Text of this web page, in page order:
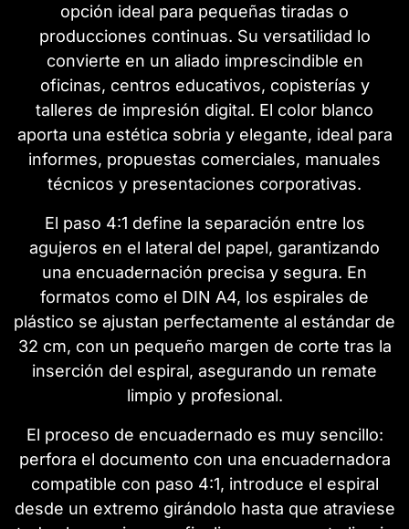
opción ideal para pequeñas tiradas o
producciones continuas. Su versatilidad lo
convierte en un aliado imprescindible en
oficinas, centros educativos, copisterías y
talleres de impresión digital. El color blanco
aporta una estética sobria y elegante, ideal para
informes, propuestas comerciales, manuales
técnicos y presentaciones corporativas.
El paso 4:1 define la separación entre los
agujeros en el lateral del papel, garantizando
una encuadernación precisa y segura. En
formatos como el DIN A4, los espirales de
plástico se ajustan perfectamente al estándar de
32 cm, con un pequeño margen de corte tras la
inserción del espiral, asegurando un remate
limpio y profesional.
El proceso de encuadernado es muy sencillo:
perfora el documento con una encuadernadora
compatible con paso 4:1, introduce el espiral
desde un extremo girándolo hasta que atraviese